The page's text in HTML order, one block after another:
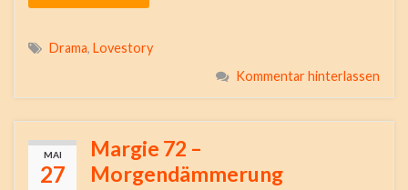
Drama, Lovestory
Kommentar hinterlassen
MAI
27
Margie 72 –
Morgendämmerung